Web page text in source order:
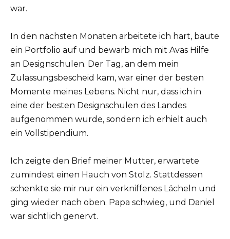
war.
In den nächsten Monaten arbeitete ich hart, baute
ein Portfolio auf und bewarb mich mit Avas Hilfe
an Designschulen. Der Tag, an dem mein
Zulassungsbescheid kam, war einer der besten
Momente meines Lebens. Nicht nur, dass ich in
eine der besten Designschulen des Landes
aufgenommen wurde, sondern ich erhielt auch
ein Vollstipendium.
Ich zeigte den Brief meiner Mutter, erwartete
zumindest einen Hauch von Stolz. Stattdessen
schenkte sie mir nur ein verkniffenes Lächeln und
ging wieder nach oben. Papa schwieg, und Daniel
war sichtlich genervt.